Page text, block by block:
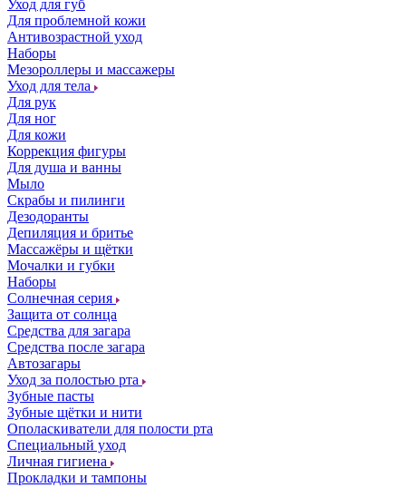
Уход для губ
Для проблемной кожи
Антивозрастной уход
Наборы
Мезороллеры и массажеры
Уход для тела
Для рук
Для ног
Для кожи
Коррекция фигуры
Для душа и ванны
Мыло
Скрабы и пилинги
Дезодоранты
Депиляция и бритье
Массажёры и щётки
Мочалки и губки
Наборы
Солнечная серия
Защита от солнца
Средства для загара
Средства после загара
Автозагары
Уход за полостью рта
Зубные пасты
Зубные щётки и нити
Ополаскиватели для полости рта
Специальный уход
Личная гигиена
Прокладки и тампоны